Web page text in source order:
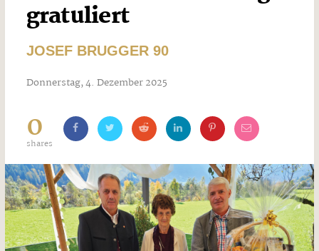
gratuliert
JOSEF BRUGGER 90
Donnerstag, 4. Dezember 2025
0
shares